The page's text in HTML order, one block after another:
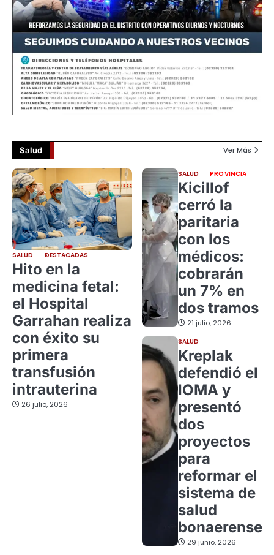
Salud Ver Más
SALUD DESTACADAS
Hito en la
medicina fetal:
el Hospital
Garrahan realiza
con éxito su
primera
transfusión
intrauterina
26 julio, 2026
SALUD PROVINCIA
Kicillof
cerró la
paritaria
con los
médicos:
cobrarán
un 7% en
dos tramos
21 julio, 2026
SALUD
Kreplak
defendió el
IOMA y
presentó
dos
proyectos
para
reformar el
sistema de
salud
bonaerense
29 junio, 2026